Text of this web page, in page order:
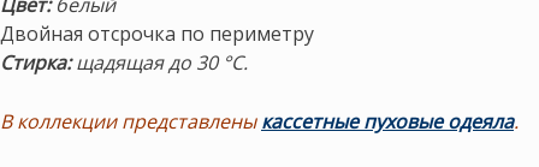
Двойная отсрочка по периметру
Стирка:щадящая до 30 °С.
В коллекции представленыкассетные пуховые одеяла.